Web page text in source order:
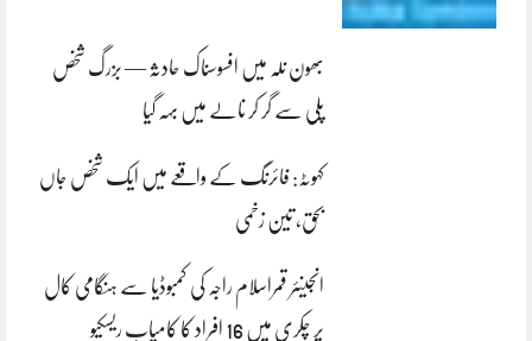
بھون نلہ میں افسوسناک حادثہ — بزرگ شخص
پلی سے گر کر نالے میں بہہ گیا
کہوٹہ: فائرنگ کے واقعے میں ایک شخص جاں
بحق، تین زخمی
انجینئر قمراسلام راجہ کی کمبوڈیا سے ہنگامی کال
پر چکری میں 16 افراد کا کامیاب ریسکیو